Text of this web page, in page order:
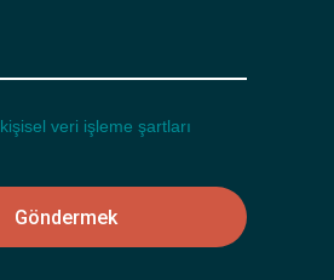
kişisel veri işleme şartları
Göndermek